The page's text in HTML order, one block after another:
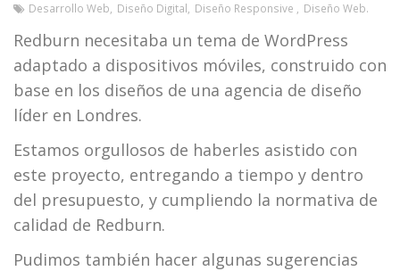
Desarrollo Web
Diseño Digital Diseño Responsive Diseño Web
Redburn necesitaba un tema de WordPress
adaptado a dispositivos móviles, construido con
base en los diseños de una agencia de diseño
líder en Londres.
Estamos orgullosos de haberles asistido con
este proyecto, entregando a tiempo y dentro
del presupuesto, y cumpliendo la normativa de
calidad de Redburn.
Pudimos también hacer algunas sugerencias